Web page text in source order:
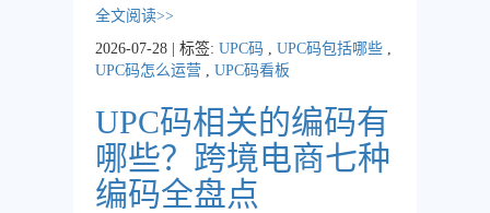
全文阅读>>
2026-07-28 | 标签:UPC码 ,UPC码包括哪些 ,
UPC码怎么运营 ,UPC码看板
UPC码相关的编码有
哪些？跨境电商七种
编码全盘点